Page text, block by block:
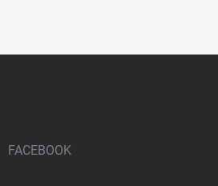
FACEBOOK